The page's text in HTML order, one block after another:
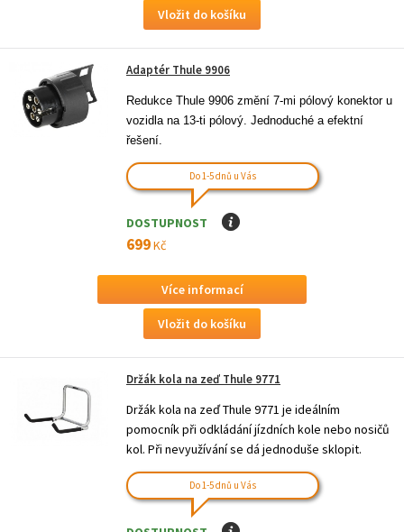
Adaptér Thule 9906
Redukce Thule 9906 změní 7-mi pólový konektor u
vozidla na 13-ti pólový. Jednoduché a efektní
řešení.
Do 1-5 dnů u Vás
DOSTUPNOST I
699Kč
Více informací
Držák kola na zeď Thule 9771
Držák kola na zeď Thule 9771 je ideálním
pomocník při odkládání jízdních kole nebo nosičů
kol. Při nevyužívání se dá jednoduše sklopit.
Do 1-5 dnů u Vás